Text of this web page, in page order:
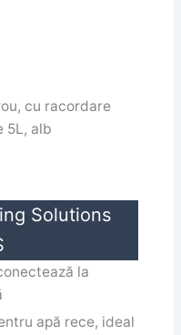
Solutions
la
apă rece, ideal